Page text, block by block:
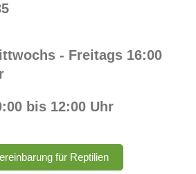
- Freitags 16:00
bis 12:00 Uhr
für Reptilien